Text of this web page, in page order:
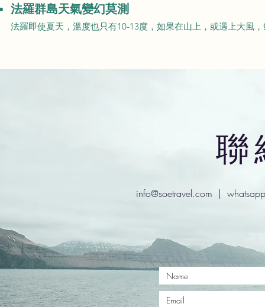
​法羅群島天氣變幻莫測
法羅即使夏天，溫度也只有10-13度，如果在山上，或遇上大風
聯
info@soetravel.com |